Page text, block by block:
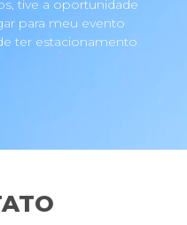
tive a oportunidade
para meu evento
ter estacionamento